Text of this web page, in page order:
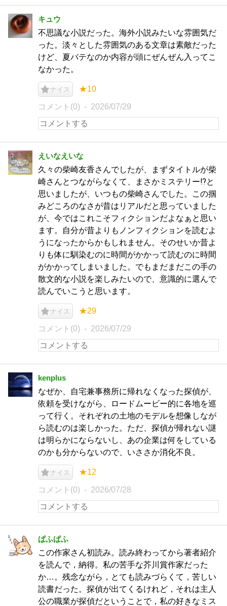
キュウ
不思議な小説だった。海外小説みたいな雰囲気だ
った。淡々とした雰囲気のある文章は素敵だった
けど、夏バテなのか内容が頭にぜんぜん入ってこ
なかった。
ナイス ★10
コメント(0) 2026/07/29
えいなえいな
久々の柴崎友香さんでしたが、まずタイトルが柴
崎さんとつながらなくて、まさかミステリー⁉︎と
思いましたが、いつもの柴崎さんでした。この掴
みどころのなさが昔はリアルだと思っていました
が、今ではこれこそフィクションだよなぁと思い
ます。自分が昔よりもノンフィクションを読むよ
うになったからかもしれません。そのせいか昔よ
りも体に馴染むのに時間がかかって読むのに時間
がかかってしまいました。でもまだまだこの手の
散文的な小説を楽しみたいので、意識的に選んで
読んでいこうと思います。
ナイス ★29
コメント(0) 2026/07/29
kenplus
なぜか、自宅兼事務所に帰れなくなった探偵が、
依頼を受けながら、ロードムービー的に各地を巡
って行く。それぞれの土地のモデルを想像しなが
ら読むのは楽しかった。ただ、探偵が帰れない謎
は明らかにならないし、あの企業は何をしている
のかも分からないので、いささか消化不良。
ナイス ★12
コメント(0) 2026/07/28
ぱふぱふ
この作家さん初読み。読み終わってから著者紹介
を読んで，納得。私の苦手な芥川賞作家だった
か…。残念ながら，とても読みづらくて，苦しい
読書だった。探偵が出てくるけれど，それは主人
公の職業が探偵だということで，私の好きなミス